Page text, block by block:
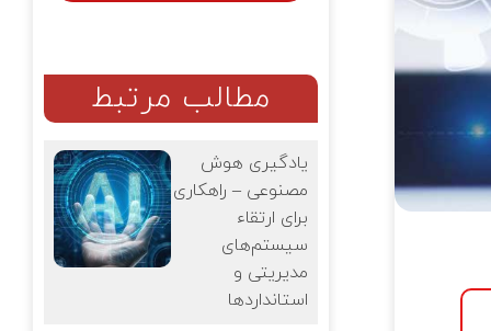
مطالب مرتبط
یادگیری هوش
مصنوعی – راهکاری
برای ارتقاء
سیستم‌های
مدیریتی و
استانداردها